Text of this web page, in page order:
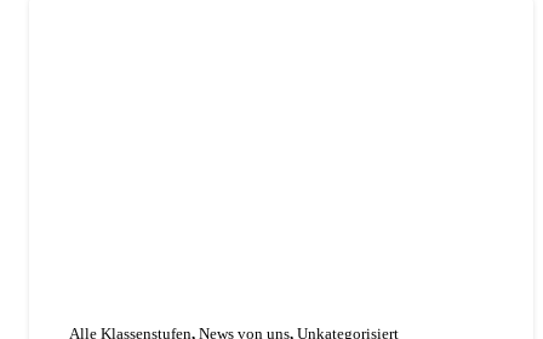
Alle Klassenstufen,News von uns,Unkategorisiert